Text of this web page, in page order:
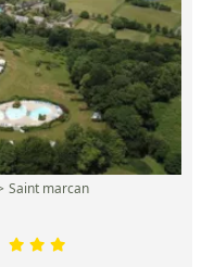
Saint marcan